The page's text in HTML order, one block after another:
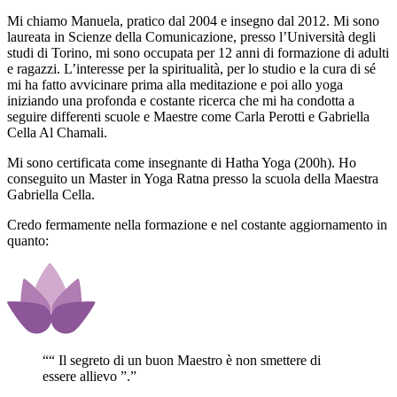
Mi chiamo Manuela, pratico dal 2004 e insegno dal 2012. Mi sono
laureata in Scienze della Comunicazione, presso l’Università degli
studi di Torino, mi sono occupata per 12 anni di formazione di adulti
e ragazzi. L’interesse per la spiritualità, per lo studio e la cura di sé
mi ha fatto avvicinare prima alla meditazione e poi allo yoga
iniziando una profonda e costante ricerca che mi ha condotta a
seguire differenti scuole e Maestre come Carla Perotti e Gabriella
Cella Al Chamali.
Mi sono certificata come insegnante di Hatha Yoga (200h). Ho
conseguito un Master in Yoga Ratna presso la scuola della Maestra
Gabriella Cella.
Credo fermamente nella formazione e nel costante aggiornamento in
quanto:
““ Il segreto di un buon Maestro è non smettere di
essere allievo ”.”